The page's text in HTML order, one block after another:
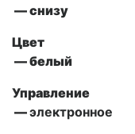
— снизу
Цвет
— белый
Управление
—электронное